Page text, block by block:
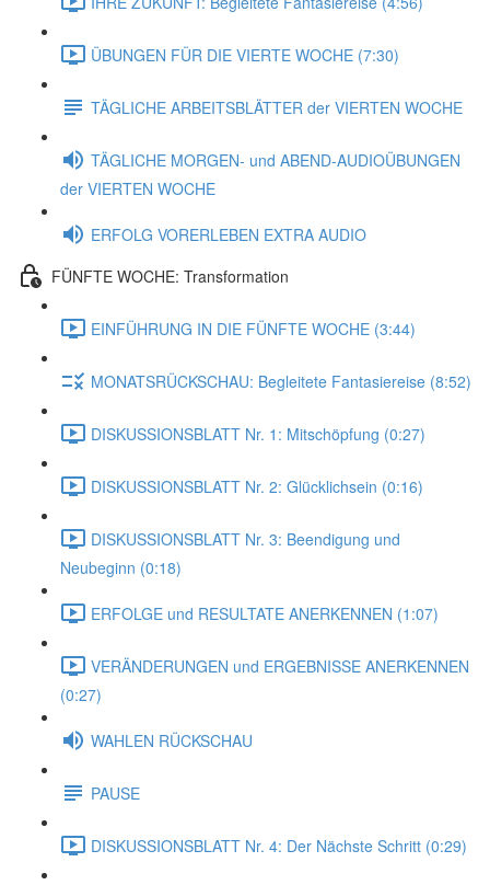
ÜBUNGEN FÜR DIE VIERTE WOCHE (7:30)
TÄGLICHE ARBEITSBLÄTTER der VIERTEN WOCHE
TÄGLICHE MORGEN- und ABEND-AUDIOÜBUNGEN
der VIERTEN WOCHE
ERFOLG VORERLEBEN EXTRA AUDIO
FÜNFTE WOCHE: Transformation
EINFÜHRUNG IN DIE FÜNFTE WOCHE (3:44)
MONATSRÜCKSCHAU: Begleitete Fantasiereise (8:52)
DISKUSSIONSBLATT Nr. 1: Mitschöpfung (0:27)
DISKUSSIONSBLATT Nr. 2: Glücklichsein (0:16)
DISKUSSIONSBLATT Nr. 3: Beendigung und
Neubeginn (0:18)
ERFOLGE und RESULTATE ANERKENNEN (1:07)
VERÄNDERUNGEN und ERGEBNISSE ANERKENNEN
(0:27)
WAHLEN RÜCKSCHAU
PAUSE
DISKUSSIONSBLATT Nr. 4: Der Nächste Schritt (0:29)